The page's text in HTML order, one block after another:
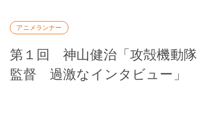
アニメランナー
第１回 神山健治「攻殻機動隊
監督 過激なインタビュー」